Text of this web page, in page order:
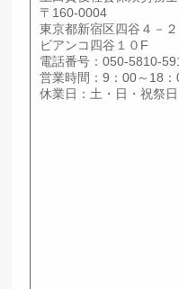
索
〒160-0004
東京都新宿区四谷４－２
ビアンコ四谷１０F
電話番号：050-5810-
営業時間：9：00～18：
休業日：土・日・祝祭日